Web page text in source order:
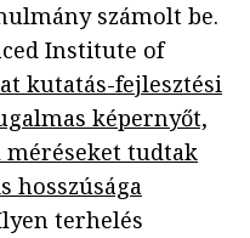
számolt be.
Institute of
kutatás-fejlesztési
képernyőt,
tudtak
hosszúsága
terhelés